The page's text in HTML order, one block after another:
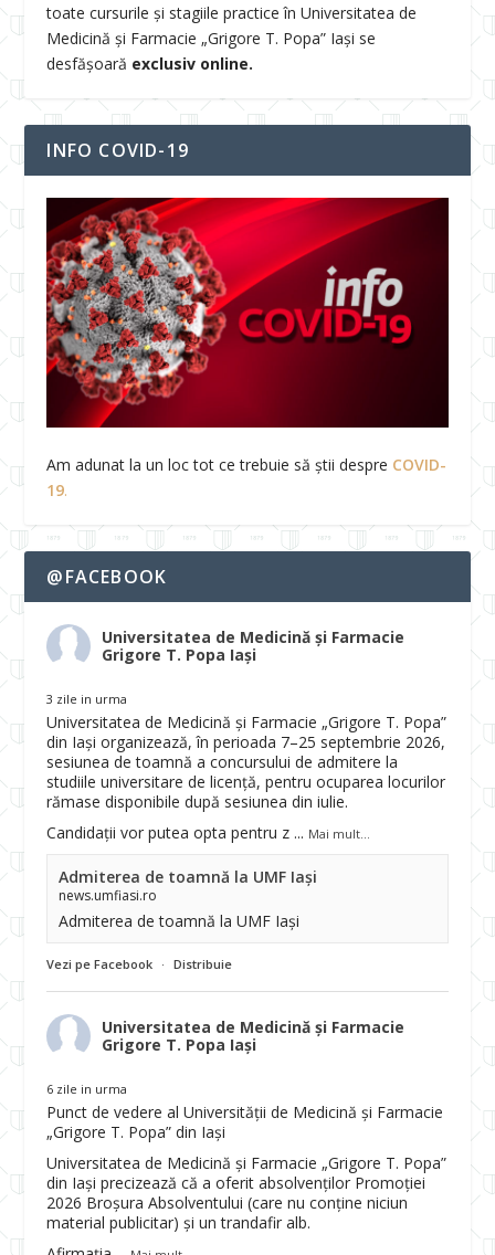
toate cursurile și stagiile practice în Universitatea de
Medicină și Farmacie „Grigore T. Popa” Iași se
desfășoară exclusiv online.
INFO COVID-19
Am adunat la un loc tot ce trebuie să știi despre COVID-
19.
@FACEBOOK
Universitatea de Medicină și Farmacie
Grigore T. Popa Iași
3 zile in urma
Universitatea de Medicină și Farmacie „Grigore T. Popa”
din Iași organizează, în perioada 7–25 septembrie 2026,
sesiunea de toamnă a concursului de admitere la
studiile universitare de licență, pentru ocuparea locurilor
rămase disponibile după sesiunea din iulie.
Candidații vor putea opta pentru z ... Mai mult...
Admiterea de toamnă la UMF Iași
news.umfiasi.ro
Admiterea de toamnă la UMF Iași
Vezi pe Facebook · Distribuie
Universitatea de Medicină și Farmacie
Grigore T. Popa Iași
6 zile in urma
Punct de vedere al Universității de Medicină și Farmacie
„Grigore T. Popa” din Iași
Universitatea de Medicină și Farmacie „Grigore T. Popa”
din Iași precizează că a oferit absolvenților Promoției
2026 Broșura Absolventului (care nu conține niciun
material publicitar) și un trandafir alb.